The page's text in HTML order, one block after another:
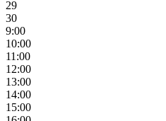
29
30
9:00
10:00
11:00
12:00
13:00
14:00
15:00